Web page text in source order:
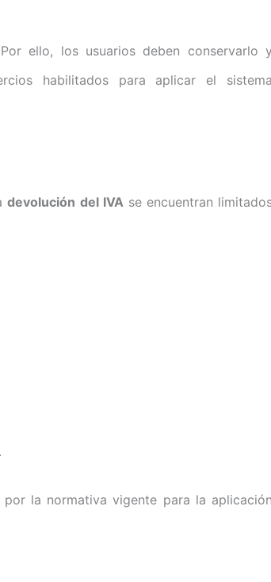
ello, los usuarios deben conservarlo y
habilitados para aplicar el sistema
devolución del IVAse encuentran
la normativa vigente para la aplicación